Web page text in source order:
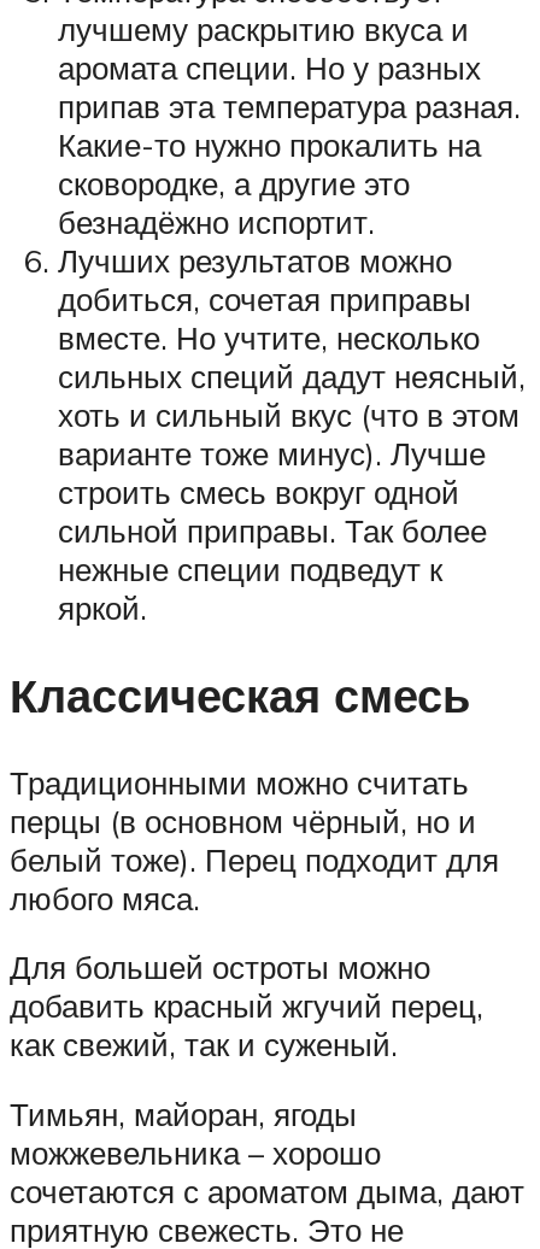
лучшему раскрытию вкуса и
аромата специи. Но у разных
припав эта температура разная.
Какие-то нужно прокалить на
сковородке, а другие это
безнадёжно испортит.
Лучших результатов можно
добиться, сочетая приправы
вместе. Но учтите, несколько
сильных специй дадут неясный,
хоть и сильный вкус (что в этом
варианте тоже минус). Лучше
строить смесь вокруг одной
сильной приправы. Так более
нежные специи подведут к
яркой.
Классическая смесь
Традиционными можно считать
перцы (в основном чёрный, но и
белый тоже). Перец подходит для
любого мяса.
Для большей остроты можно
добавить красный жгучий перец,
как свежий, так и суженый.
Тимьян, майоран, ягоды
можжевельника – хорошо
сочетаются с ароматом дыма, дают
приятную свежесть. Это не